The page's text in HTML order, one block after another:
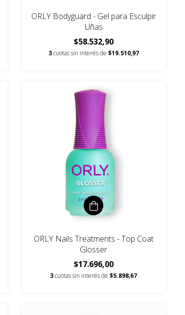
ORLY Bodyguard - Gel para Esculpir
Uñas
$58.532,90
3cuotas sin interés de $19.510,97
ORLY Nails Treatments - Top Coat
Glosser
$17.696,00
3cuotas sin interés de$5.898,67